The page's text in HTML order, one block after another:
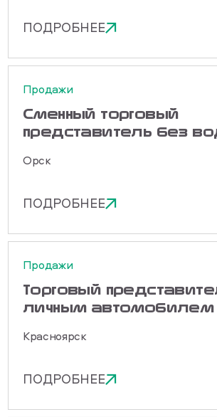
ПОДРОБНЕЕ
Продажи
Сменный торговый
представитель без
Орск
ПОДРОБНЕЕ
Продажи
Торговый
личным автомобилем
Красноярск
ПОДРОБНЕЕ